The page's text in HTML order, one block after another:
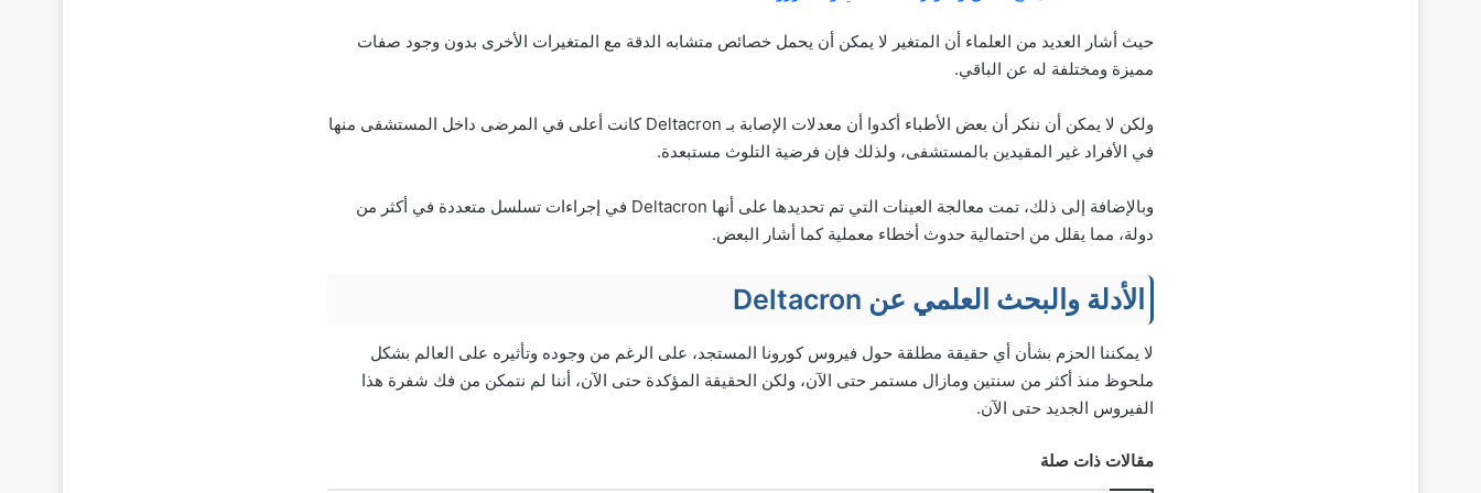
حيث أشار العديد من العلماء أن المتغير لا يمكن أن يحمل خصائص متشابه الدقة مع المتغيرات الأخرى بدون وجود صفات
مميزة ومختلفة له عن الباقي.
ولكن لا يمكن أن ننكر أن بعض الأطباء أكدوا أن معدلات الإصابة بـ Deltacron كانت أعلى في المرضى داخل المستشفى منها
في الأفراد غير المقيدين بالمستشفى، ولذلك فإن فرضية التلوث مستبعدة.
وبالإضافة إلى ذلك، تمت معالجة العينات التي تم تحديدها على أنها Deltacron في إجراءات تسلسل متعددة في أكثر من
دولة، مما يقلل من احتمالية حدوث أخطاء معملية كما أشار البعض.
الأدلة والبحث العلمي عن Deltacron
لا يمكننا الحزم بشأن أي حقيقة مطلقة حول فيروس كورونا المستجد، على الرغم من وجوده وتأثيره على العالم بشكل
ملحوظ منذ أكثر من سنتين ومازال مستمر حتى الآن، ولكن الحقيقة المؤكدة حتى الآن، أننا لم نتمكن من فك شفرة هذا
الفيروس الجديد حتى الآن.
مقالات ذات صلة